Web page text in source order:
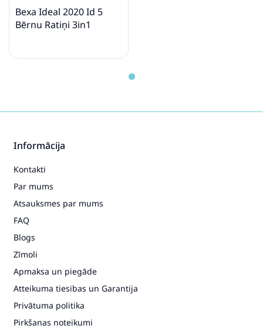
Bexa Ideal 2020 Id 5
Bērnu Ratiņi 3in1
Informācija
Kontakti
Par mums
Atsauksmes par mums
FAQ
Blogs
Zīmoli
Apmaksa un piegāde
Atteikuma tiesibas un Garantija
Privātuma politika
Pirkšanas noteikumi